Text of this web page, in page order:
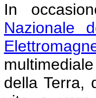
In
Nazionale
della Terra,